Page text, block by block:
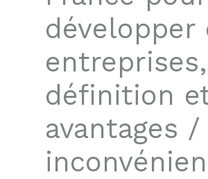
développer
entreprises,
définition
avantages /